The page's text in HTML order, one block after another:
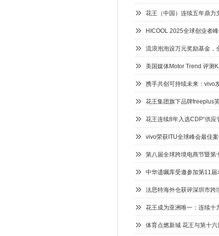
花王（中国）连续五年鼎力
HICOOL 2025全球创业者
流浪泡泡设万元奖励基金，
美国媒体Motor Trend 评测
携手共创可持续未来：vivo
花王集团旗下品牌freeplus
花王连续8年入选CDP“供应
vivo荣获ITU全球峰会最佳
第八届全球跨境电商节暨第
中华遗嘱库受邀参加第11届
法思特海外仓获评深圳市跨
花王成为亚洲唯一：连续十
体育点燃新城 花王与第十